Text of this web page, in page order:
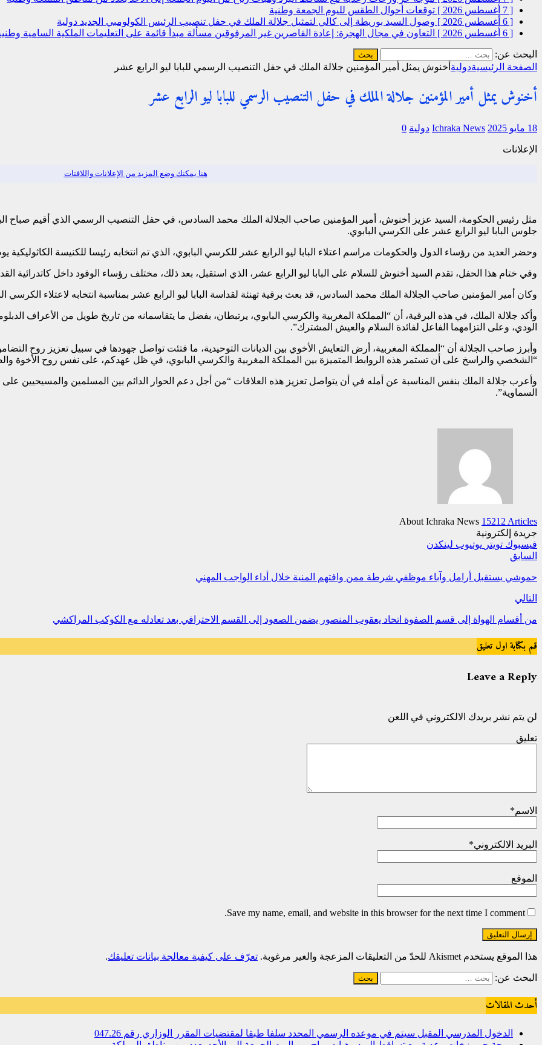
[ 7 أغسطس 2026 ]
توقعات أحوال الطقس لليوم الجمعة وطنية
[ 6 أغسطس 2026 ]
وصول السيد بوريطة إلى كالي لتمثيل جلالة الملك في حفل تنصيب الرئيس الكولومبي الجديد دولية
[ 6 أغسطس 2026 ]
التعاون في مجال الهجرة: إعادة القاصرين غير المرفوقين مسألة مبدأ قائمة على التعليمات الملكية السامية
البحث عن:
الصفحة الرئيسيةدولية أخنوش يمثل أمير المؤمنين جلالة الملك في حفل التنصيب الرسمي للبابا ليو الرابع عشر
أخنوش يمثل أمير المؤمنين جلالة الملك في حفل التنصيب الرسمي للبابا ليو الرابع عشر
18 مايو 2025 Ichraka News دولية 0
الإعلانات
هنا يمكنك وضع المزيد من الإعلانات واللافتات
مثل رئيس الحكومة، السيد عزيز أخنوش، أمير المؤمنين صاحب الجلالة الملك محمد السادس، في حفل التنصيب الرسمي الذي أقيم صباح
جلوس البابا ليو الرابع عشر على الكرسي البابوي.
وحضر العديد من رؤساء الدول والحكومات مراسم اعتلاء البابا ليو الرابع عشر للكرسي البابوي، الذي تم انتخابه رئيسا للكنيسة الكاثوليكية يوم 8 ماي
وفي ختام هذا الحفل، تقدم السيد أخنوش للسلام على البابا ليو الرابع عشر، الذي استقبل، بعد ذلك، مختلف رؤساء الوفود داخل كاتدرائية
وكان أمير المؤمنين صاحب الجلالة الملك محمد السادس، قد بعث برقية تهنئة لقداسة البابا ليو الرابع عشر بمناسبة انتخابه لاعتلاء الكرسي
وأكد جلالة الملك، في هذه البرقية، أن “المملكة المغربية والكرسي البابوي، يرتبطان، بفضل ما يتقاسمانه من تاريخ طويل من الأعراف
الودي، وعلى التزامهما الفاعل لفائدة السلام والعيش المشترك”.
وأبرز صاحب الجلالة أن “المملكة المغربية، أرض التعايش الأخوي بين الديانات التوحيدية، ما فتئت تواصل جهودها في سبيل تعزيز روح
“الشخصي والراسخ على أن تستمر هذه الروابط المتميزة بين المملكة المغربية والكرسي البابوي، في ظل عهدكم، على نفس روح الأخوة
وأعرب جلالة الملك بنفس المناسبة عن أمله في أن يتواصل تعزيز هذه العلاقات “من أجل دعم الحوار الدائم بين المسلمين والمسيحيين على
السماوية”.
About Ichraka News 15212 Articles
جريدة إلكترونية
فيسبوك تويتر يوتيوب لينكدن
السابق
حموشي يستقبل أرامل وآباء موظفي شرطة ممن وافتهم المنية خلال أداء الواجب المهني
التالي
من أقسام الهواة إلى قسم الصفوة اتحاد يعقوب المنصور يضمن الصعود إلى القسم الاحترافي بعد تعادله مع الكوكب المراكشي
قم بكتابة اول تعليق
Leave a Reply
لن يتم نشر بريدك الالكتروني في اللعن
تعليق
الاسم*
البريد الالكتروني*
الموقع
Save my name, email, and website in this browser for the next time I comment.
هذا الموقع يستخدم Akismet للحدّ من التعليقات المزعجة والغير مرغوبة. تعرّف على كيفية معالجة بيانات تعليقك.
البحث عن:
أحدث المقالات
الدخول المدرسي المقبل سیتم في موعده الرسمي المحدد سلفا طبقا لمقتضیات المقرر الوزاري رقم 047.26